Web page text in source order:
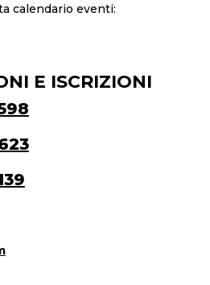
calendario eventi:
E ISCRIZIONI